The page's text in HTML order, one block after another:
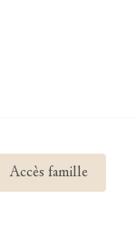
Accès famille